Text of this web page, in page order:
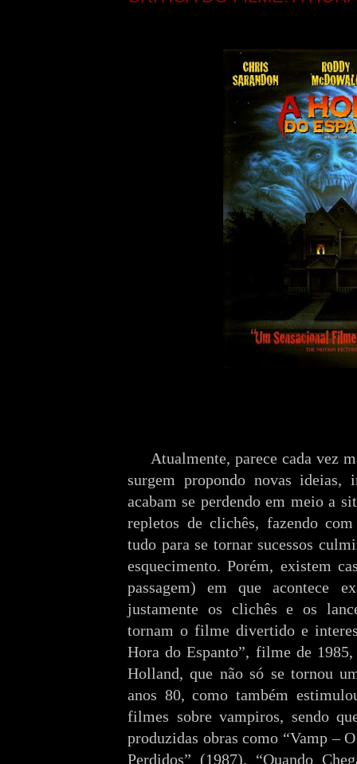
Atualmente, parece cada vez
surgem propondo novas ideias,
acabam se perdendo em meio a
repletos de clichês, fazendo
tudo para se tornar sucessos
esquecimento. Porém, existem
passagem) em que acontece
justamente os clichês e os
tornam o filme divertido e
Hora do Espanto”, filme de
Holland, que não só se tornou
anos 80, como também
filmes sobre vampiros, sendo
produzidas obras como “Vamp –
Perdidos” (1987), “Quando